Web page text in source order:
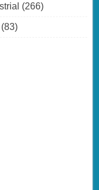
(266)
(83)